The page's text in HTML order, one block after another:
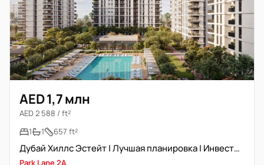
AED 1,7 млн
AED 2 588 / ft²
1
1 657 ft²
Дубай Хиллс Эстейт | Лучшая планировка | Инвестиционный вариант
Park Lane 2A